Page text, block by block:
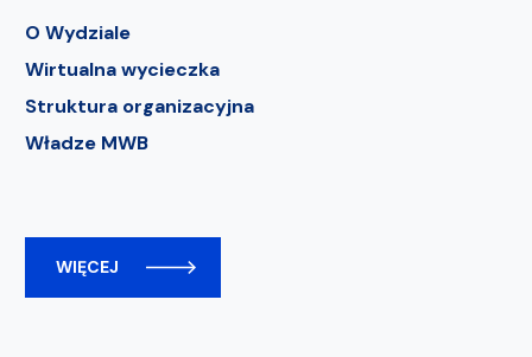
O Wydziale
Wirtualna wycieczka
Struktura organizacyjna
Władze MWB
WIĘCEJ